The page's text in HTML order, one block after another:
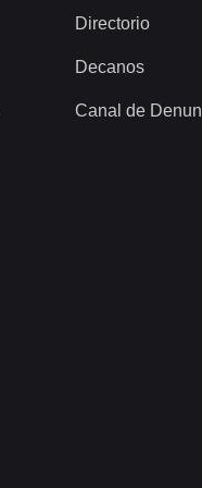
Directorio
Decanos
Canal de